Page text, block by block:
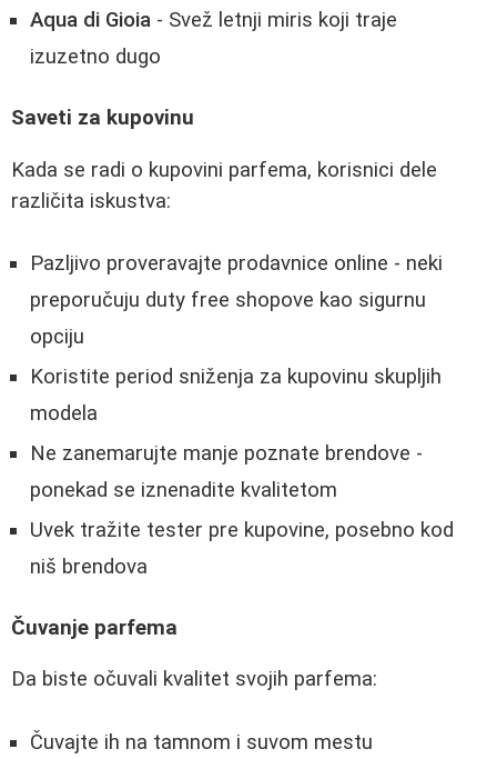
Aqua di Gioia - Svež letnji miris koji traje
izuzetno dugo
Saveti za kupovinu
Kada se radi o kupovini parfema, korisnici dele
različita iskustva:
Pazljivo proveravajte prodavnice online - neki
preporučuju duty free shopove kao sigurnu
opciju
Koristite period sniženja za kupovinu skupljih
modela
Ne zanemarujte manje poznate brendove -
ponekad se iznenadite kvalitetom
Uvek tražite tester pre kupovine, posebno kod
niš brendova
Čuvanje parfema
Da biste očuvali kvalitet svojih parfema:
Čuvajte ih na tamnom i suvom mestu